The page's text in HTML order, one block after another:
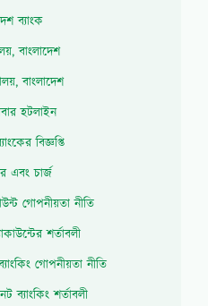
ব্যাংক
বাংলাদেশ
বাংলাদেশ
হটলাইন
বিজ্ঞপ্তি
এবং চার্জ
গোপনীয়তা নীতি
শর্তাবলী
গোপনীয়তা নীতি
ব্যাংকিং শর্তাবলী